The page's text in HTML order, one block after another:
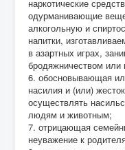
наркотические
одурманивающие
алкогольную и
напитки,
в азартных играх,
бродяжничеством или
6. обосновывающая
насилия и (или)
осуществлять
людям и животным;
7. отрицающая
неуважение к